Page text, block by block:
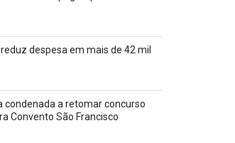
despesa em mais de 42 mil
condenada a retomar concurso
Convento São Francisco